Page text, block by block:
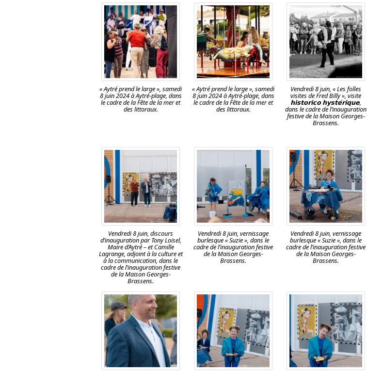
« Aytré prend le large », samedi
8 juin 2024 à Aytré-plage, dans
le cadre de la Fête de la mer et
des littoraux.
« Aytré prend le large », samedi
8 juin 2024 à Aytré-plage, dans
le cadre de la Fête de la mer et
des littoraux.
Vendredi 8 juin, « Les folles
visites de Fred Billy », visite
𝗵𝗶𝘀𝘁𝗼𝗿𝗶𝗰𝗼 𝗵𝘆𝘀𝘁𝗲́𝗿𝗶𝗾𝘂𝗲,
dans le cadre de l’inauguration
festive de la Maison Georges-
Brassens.
Vendredi 8 juin, discours
d’inauguration par Tony Loisel,
Maire d’Aytré – et Camille
Lagrange, adjoint à la culture et
à la communication, dans le
cadre de l’inauguration festive
de la Maison Georges-
Brassens.
Vendredi 8 juin, vernissage
burlesque « Suzie », dans le
cadre de l’inauguration festive
de la Maison Georges-
Brassens.
Vendredi 8 juin, vernissage
burlesque « Suzie », dans le
cadre de l’inauguration festive
de la Maison Georges-
Brassens.